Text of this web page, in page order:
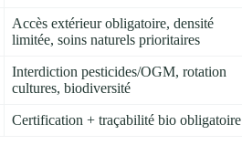
Accès extérieur obligatoire, densité
limitée, soins naturels prioritaires
Interdiction pesticides/OGM, rotation
cultures, biodiversité
Certification + traçabilité bio obligatoire